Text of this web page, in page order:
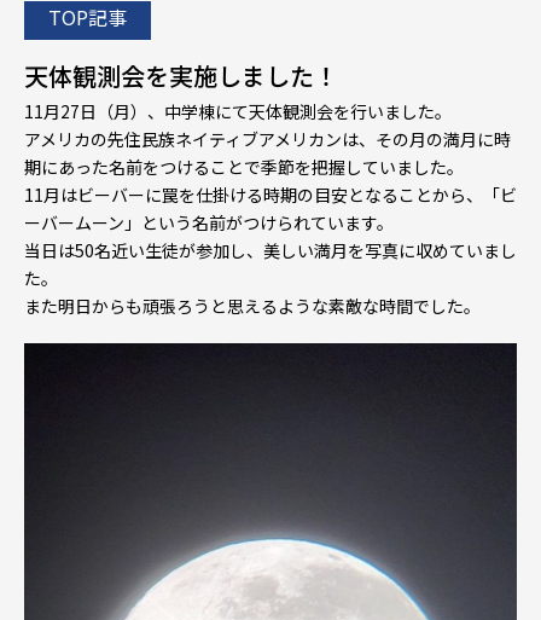
TOP記事
天体観測会を実施しました！
11月27日（月）、中学棟にて天体観測会を行いました。
アメリカの先住民族ネイティブアメリカンは、その月の満月に時
期にあった名前をつけることで季節を把握していました。
11月はビーバーに罠を仕掛ける時期の目安となることから、「ビ
ーバームーン」という名前がつけられています。
当日は50名近い生徒が参加し、美しい満月を写真に収めていまし
た。
また明日からも頑張ろうと思えるような素敵な時間でした。